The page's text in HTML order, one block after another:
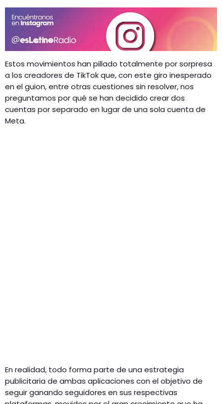
Estos movimientos han pillado totalmente por sorpresa
a los creadores de TikTok que, con este giro inesperado
en el guion, entre otras cuestiones sin resolver, nos
preguntamos por qué se han decidido crear dos
cuentas por separado en lugar de una sola cuenta de
Meta.
En realidad, todo forma parte de una estrategia
publicitaria de ambas aplicaciones con el objetivo de
seguir ganando seguidores en sus respectivas